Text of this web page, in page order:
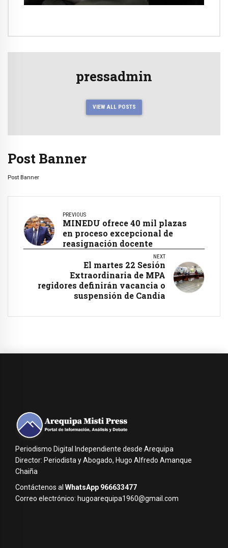
pressadmin
VIEW ALL POSTS
Post Banner
Post Banner
PREVIOUS
MINEDU ofrece 40 mil plazas
en proceso excepcional de
reasignación docente
NEXT
El martes 22 Sesión
Extraordinaria de MPA
regidores definirán vacancia o
suspensión de Candía
Periodismo Digital Independiente desde Arequipa
Director: Periodista y Abogado, Hugo Alfredo Amanque
Chaiña
Contáctenos al WhatsApp 966633477
Correo electrónico: hugoarequipa1960@gmail.com